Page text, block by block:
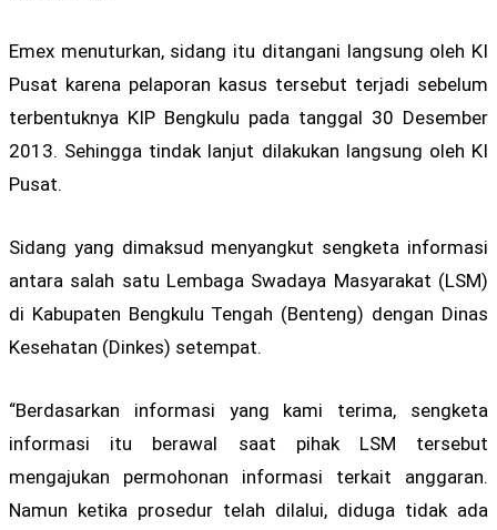
Emex menuturkan, sidang itu ditangani langsung oleh KI
Pusat karena pelaporan kasus tersebut terjadi sebelum
terbentuknya KIP Bengkulu pada tanggal 30 Desember
2013. Sehingga tindak lanjut dilakukan langsung oleh KI
Pusat.
Sidang yang dimaksud menyangkut sengketa informasi
antara salah satu Lembaga Swadaya Masyarakat (LSM)
di Kabupaten Bengkulu Tengah (Benteng) dengan Dinas
Kesehatan (Dinkes) setempat.
“Berdasarkan informasi yang kami terima, sengketa
informasi itu berawal saat pihak LSM tersebut
mengajukan permohonan informasi terkait anggaran.
Namun ketika prosedur telah dilalui, diduga tidak ada